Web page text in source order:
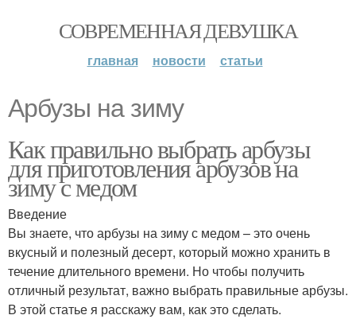
СОВРЕМЕННАЯ ДЕВУШКА
главная новости статьи
Арбузы на зиму
Как правильно выбрать арбузы
для приготовления арбузов на
зиму с медом
Введение
Вы знаете, что арбузы на зиму с медом – это очень
вкусный и полезный десерт, который можно хранить в
течение длительного времени. Но чтобы получить
отличный результат, важно выбрать правильные арбузы.
В этой статье я расскажу вам, как это сделать.